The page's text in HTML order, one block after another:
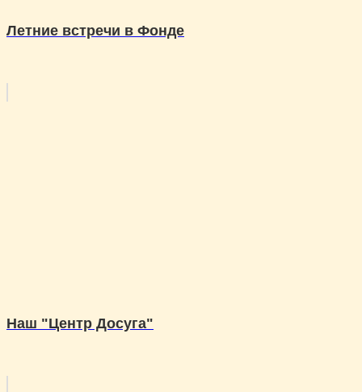
Летние встречи в Фонде
Наш "Центр Досуга"